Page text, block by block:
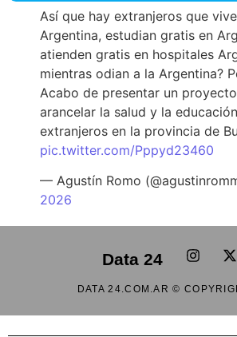
Así que hay extranjeros que
Argentina, estudian gratis en
atienden gratis en hospitales
mientras odian a la Argentina?
Acabo de presentar un
arancelar la salud y la
extranjeros en la provincia de
pic.twitter.com/Pppyd23460
— Agustín Romo
2026
Data 24
DATA 24.COM.AR ©